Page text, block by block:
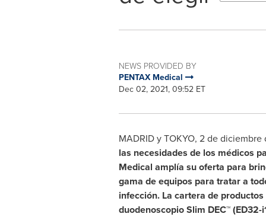
NEWS PROVIDED BY
PENTAX Medical
Dec 02, 2021, 09:52 ET
MADRIDy TOKYO, 2 de diciembre
las necesidades de los médicos
Medical amplía su oferta para
gama de equipos para tratar a
infección. La cartera de
duodenoscopio Slim DEC™